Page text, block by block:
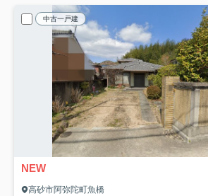
中古一戸建
NEW
高砂市阿弥陀町魚橋